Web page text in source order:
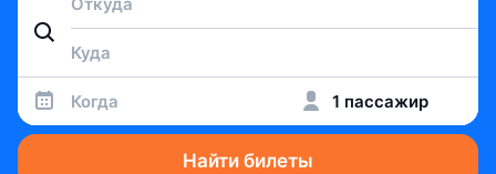
Когда 1 пассажир
Найти билеты